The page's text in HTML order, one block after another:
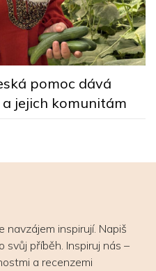
pomoc dává
jejich komunitám
navzájem inspirují. Napiš
svůj příběh. Inspiruj nás –
a recenzemi